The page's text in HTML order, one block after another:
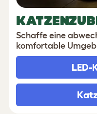
Schaffe eine
komfortable
LED-